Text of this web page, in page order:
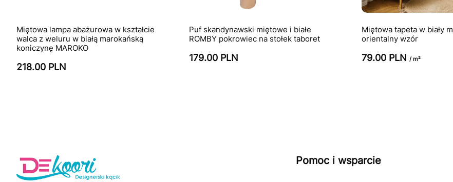
Miętowa lampa abażurowa w kształcie
walca z weluru w białą marokańską
koniczynę MAROKO
218.00 PLN
Puf skandynawski miętowe i białe
ROMBY pokrowiec na stołek taboret
179.00 PLN
Miętowa tapeta w biały
orientalny wzór
79.00 PLN / m²
Pomoc i wsparcie